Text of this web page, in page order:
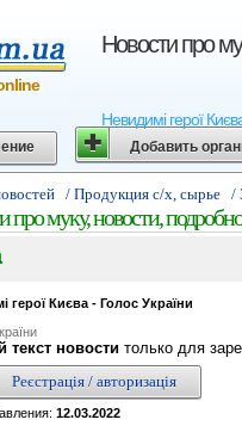
Новости про
Невидимі герої
Добавить
/ Продукция с/х, сырье /
про муку, новости,
герої Києва - Голос України
текст новости только для
Реєстрація / авторизація
12.03.2022